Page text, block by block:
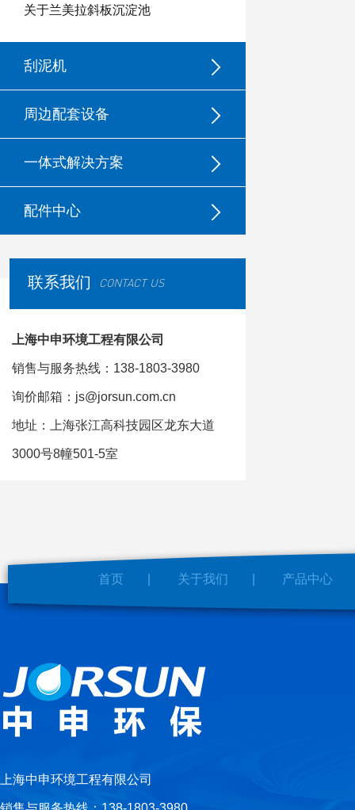
关于兰美拉斜板沉淀池
刮泥机
周边配套设备
一体式解决方案
配件中心
联系我们 CONTACT US
上海中申环境工程有限公司
销售与服务热线：138-1803-3980
询价邮箱：js@jorsun.com.cn
地址：上海张江高科技园区龙东大道
3000号8幢501-5室
首页 关于我们 产品中心
上海中申环境工程有限公司